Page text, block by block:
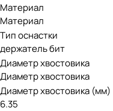
Материал
Материал
Тип оснастки
держатель бит
Диаметр хвостовика
Диаметр хвостовика
Диаметр хвостовика (мм)
6.35